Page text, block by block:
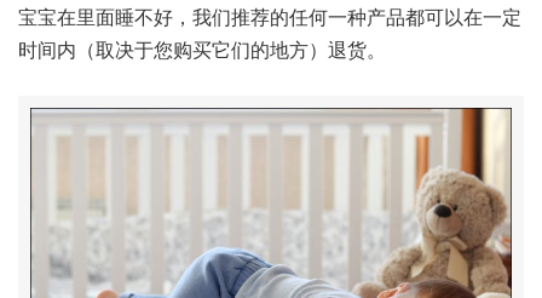
宝宝在里面睡不好，我们推荐的任何一种产品都可以在一定
时间内（取决于您购买它们的地方）退货。